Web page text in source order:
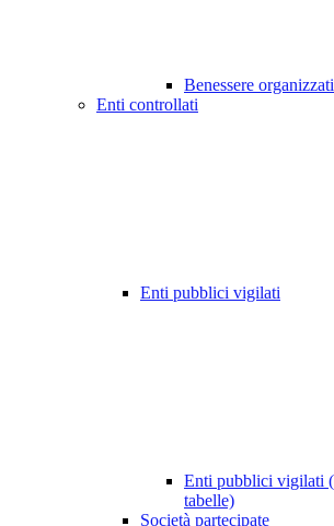
Benessere
Enti controllati
Enti pubblici vigilati
Enti pubblici vigilati
tabelle)
Società partecipate